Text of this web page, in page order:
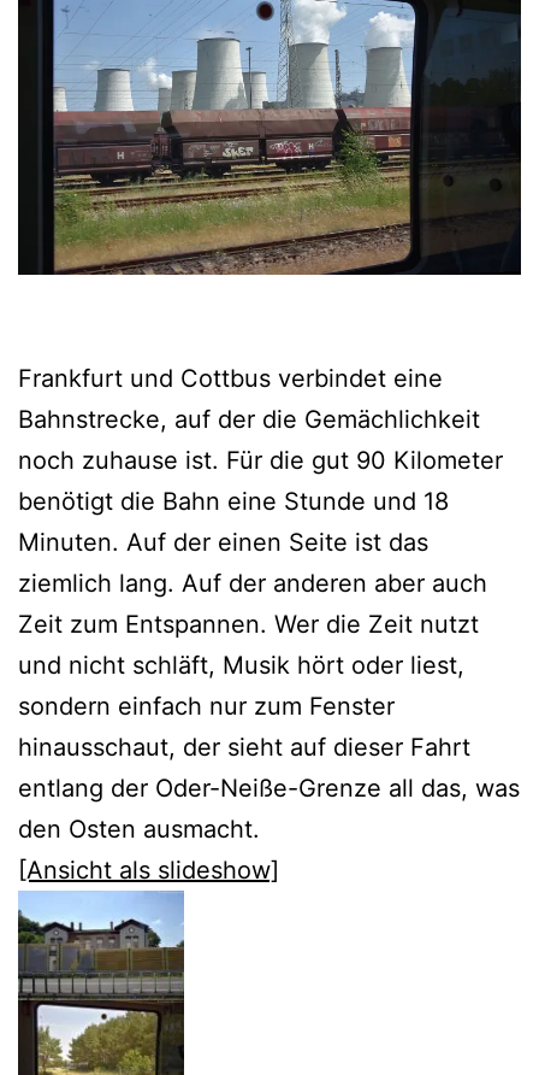
Frankfurt und Cottbus verbindet eine
Bahnstrecke, auf der die Gemächlichkeit
noch zuhause ist. Für die gut 90 Kilometer
benötigt die Bahn eine Stunde und 18
Minuten. Auf der einen Seite ist das
ziemlich lang. Auf der anderen aber auch
Zeit zum Entspannen. Wer die Zeit nutzt
und nicht schläft, Musik hört oder liest,
sondern einfach nur zum Fenster
hinausschaut, der sieht auf dieser Fahrt
entlang der Oder-Neiße-Grenze all das, was
den Osten ausmacht.
[Ansicht als slideshow]